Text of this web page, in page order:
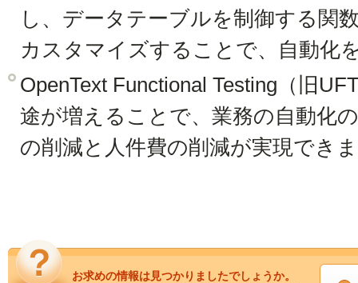
し、データテーブルを制御する関
カスタマイズすることで、自動化
OpenText Functional Testing（旧
途が増えることで、業務の自動化
の削減と人件費の削減が実現でき
お求めの情報は見つかりましたでしょうか。